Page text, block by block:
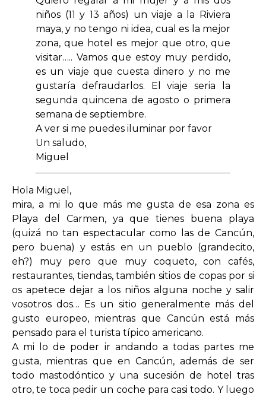
niños (11 y 13 años) un viaje a la Riviera
maya, y no tengo ni idea, cual es la mejor
zona, que hotel es mejor que otro, que
visitar….. Vamos que estoy muy perdido,
es un viaje que cuesta dinero y no me
gustaría defraudarlos. El viaje seria la
segunda quincena de agosto o primera
semana de septiembre.
A ver si me puedes iluminar por favor
Un saludo,
Miguel
Hola Miguel,
mira, a mi lo que más me gusta de esa zona es
Playa del Carmen, ya que tienes buena playa
(quizá no tan espectacular como las de Cancún,
pero buena) y estás en un pueblo (grandecito,
eh?) muy pero que muy coqueto, con cafés,
restaurantes, tiendas, también sitios de copas por si
os apetece dejar a los niños alguna noche y salir
vosotros dos… Es un sitio generalmente más del
gusto europeo, mientras que Cancún está más
pensado para el turista típico americano.
A mi lo de poder ir andando a todas partes me
gusta, mientras que en Cancún, además de ser
todo mastodóntico y una sucesión de hotel tras
otro, te toca pedir un coche para casi todo. Y luego